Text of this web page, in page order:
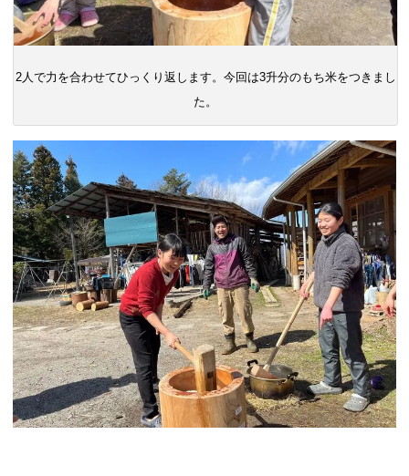
2人で力を合わせてひっくり返します。今回は3升分のもち米をつきまし
た。